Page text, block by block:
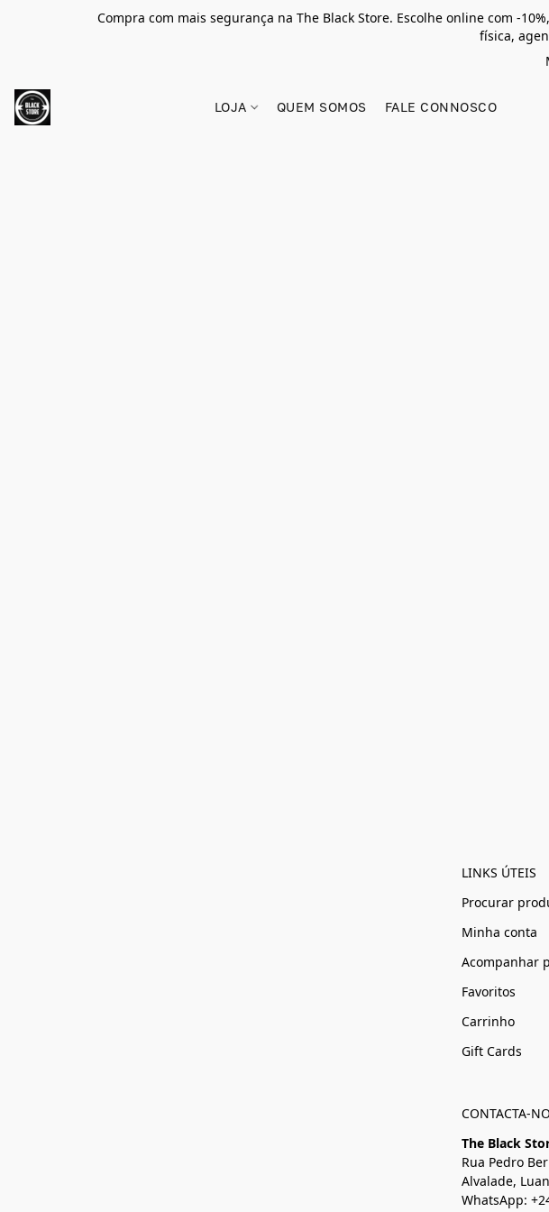
Compra com mais segurança na The Black Store. Escolhe online com -
física,
LOJA QUEM SOMOS FALE CONNOSCO
LINKS ÚTEIS
Procurar
Minha conta
Acompanhar
Favoritos
Carrinho
Gift Cards
CONTACTA-
The Black
Rua Pedro
Alvalade,
WhatsApp: